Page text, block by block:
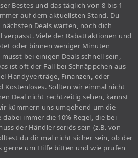
Bestes und das täglich von 8 bis 1
auf dem aktuellsten Stand. Du
Deals warten, noch dich
verpasst. Viele der Rabattaktionen und
oder binnen weniger Minuten
bei einigen Deals schnell sein,
ist oft der Fall bei Schnäppchen aus
Handyverträge, Finanzen, oder
Kostenloses. Sollten wir einmal nicht
Deal nicht rechtzeitig sehen, kannst
kümmern uns umgehend um die
immer die 10% Regel, die bei
der Händler seriös sein (z.B. von
du dir mal nicht sicher sein, ob der
gerne um Hilfe bitten und wie prüfen